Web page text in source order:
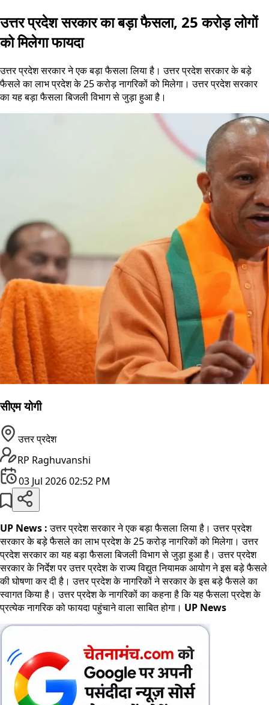
उत्तर प्रदेश सरकार का बड़ा फैसला, 25 करोड़ लोगों
को मिलेगा फायदा
उत्तर प्रदेश सरकार ने एक बड़ा फैसला लिया है। उत्तर प्रदेश सरकार के बड़े
फैसले का लाभ प्रदेश के 25 करोड़ नागरिकों को मिलेगा। उत्तर प्रदेश सरकार
का यह बड़ा फैसला बिजली विभाग से जुड़ा हुआ है।
सीएम योगी
उत्तर प्रदेश
RP Raghuvanshi
03 Jul 2026 02:52 PM
UP News :उत्तर प्रदेश सरकार ने एक बड़ा फैसला लिया है। उत्तर प्रदेश
सरकार के बड़े फैसले का लाभ प्रदेश के 25 करोड़ नागरिकों को मिलेगा। उत्तर
प्रदेश सरकार का यह बड़ा फैसला बिजली विभाग से जुड़ा हुआ है। उत्तर प्रदेश
सरकार के निर्देश पर उत्तर प्रदेश के राज्य विद्युत नियामक आयोग ने इस बड़े फैसले
की घोषणा कर दी है। उत्तर प्रदेश के नागरिकों ने सरकार के इस बड़े फैसले का
स्वागत किया है। उत्तर प्रदेश के नागरिकों का कहना है कि यह फैसला प्रदेश के
प्रत्येक नागरिक को फायदा पहुंचाने वाला साबित होगा। UP News